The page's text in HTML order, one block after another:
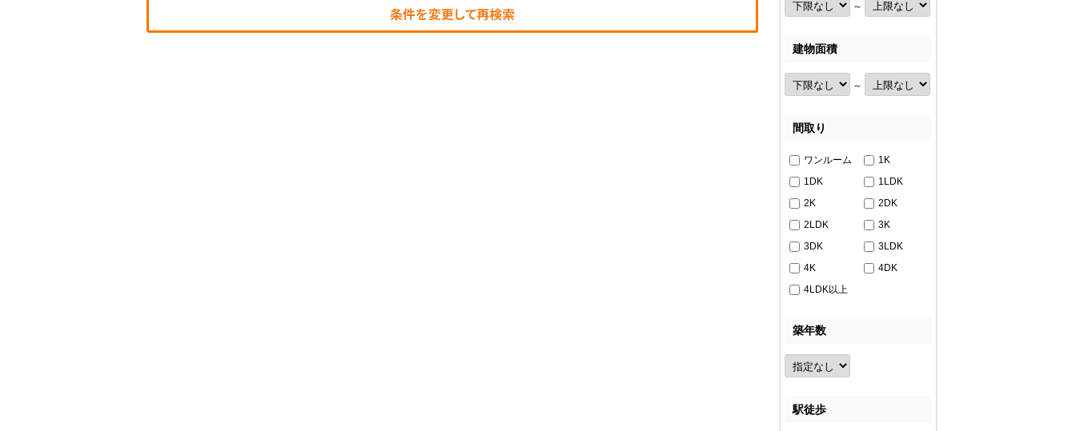
～
建物面積
～
間取り
ワンルーム
1K
1DK
1LDK
2K
2DK
2LDK
3K
3DK
3LDK
4K
4DK
4LDK以上
築年数
駅徒歩